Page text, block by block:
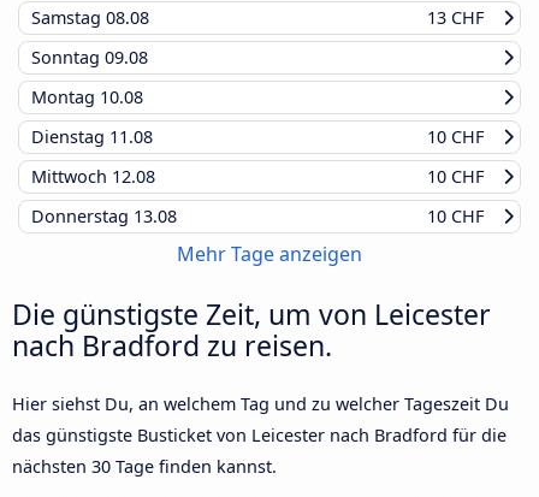
Samstag 08.08
13 CHF
Sonntag 09.08
Montag 10.08
Dienstag 11.08
10 CHF
Mittwoch 12.08
10 CHF
Donnerstag 13.08 10 CHF
Mehr Tage anzeigen
Die günstigste Zeit, um von Leicester
nach Bradford zu reisen.
Hier siehst Du, an welchem Tag und zu welcher Tageszeit Du
das günstigste Busticket von Leicester nach Bradford für die
nächsten 30 Tage finden kannst.